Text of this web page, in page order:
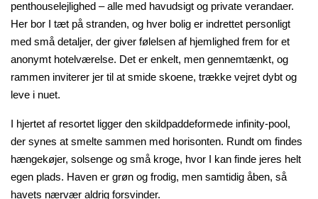
penthouselejlighed – alle med havudsigt og private verandaer.
Her bor I tæt på stranden, og hver bolig er indrettet personligt
med små detaljer, der giver følelsen af hjemlighed frem for et
anonymt hotelværelse. Det er enkelt, men gennemtænkt, og
rammen inviterer jer til at smide skoene, trække vejret dybt og
leve i nuet.
I hjertet af resortet ligger den skildpaddeformede infinity-pool,
der synes at smelte sammen med horisonten. Rundt om findes
hængekøjer, solsenge og små kroge, hvor I kan finde jeres helt
egen plads. Haven er grøn og frodig, men samtidig åben, så
havets nærvær aldrig forsvinder.